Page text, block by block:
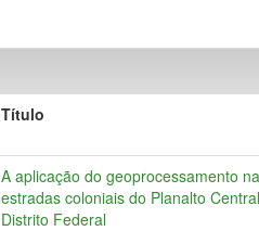
Título
A aplicação do geoprocessamento
estradas coloniais do Planalto
Distrito Federal